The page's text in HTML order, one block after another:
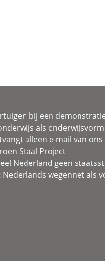
bij een demonstratie
als onderwijsvorm
alleen e-mail van
Staal Project
Nederland geen
Nederlands wegennet als